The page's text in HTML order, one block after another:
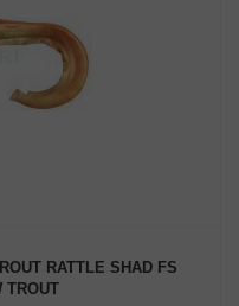
RATTLE SHAD FS
TROUT